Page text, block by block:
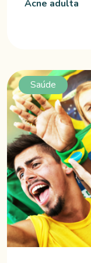
Acne adulta
Saúde